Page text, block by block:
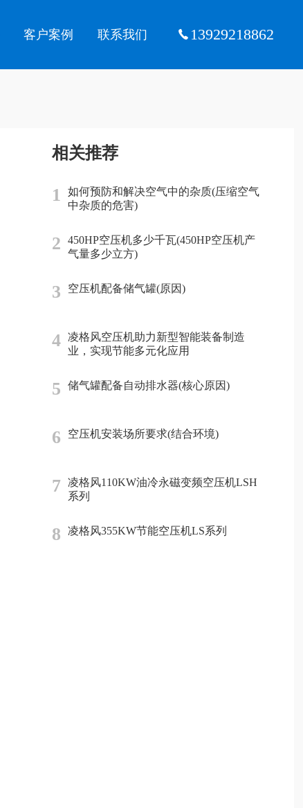
客户案例 联系我们 13929218862
相关推荐
1
如何预防和解决空气中的杂质(压缩空气
中杂质的危害)
2
450HP空压机多少千瓦(450HP空压机产
气量多少立方)
3 空压机配备储气罐(原因)
4
凌格风空压机助力新型智能装备制造
业，实现节能多元化应用
5 储气罐配备自动排水器(核心原因)
6 空压机安装场所要求(结合环境)
7
凌格风110KW油冷永磁变频空压机LSH
系列
8 凌格风355KW节能空压机LS系列